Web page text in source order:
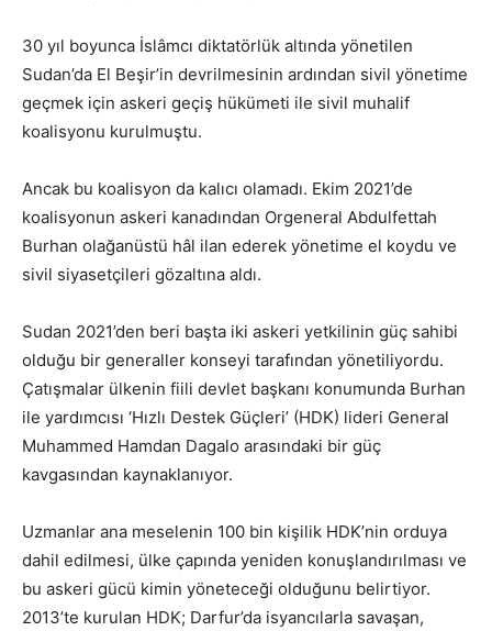
30 yıl boyunca İslâmcı diktatörlük altında yönetilen
Sudan’da El Beşir’in devrilmesinin ardından sivil yönetime
geçmek için askeri geçiş hükümeti ile sivil muhalif
koalisyonu kurulmuştu.
Ancak bu koalisyon da kalıcı olamadı. Ekim 2021’de
koalisyonun askeri kanadından Orgeneral Abdulfettah
Burhan olağanüstü hâl ilan ederek yönetime el koydu ve
sivil siyasetçileri gözaltına aldı.
Sudan 2021’den beri başta iki askeri yetkilinin güç sahibi
olduğu bir generaller konseyi tarafından yönetiliyordu.
Çatışmalar ülkenin fiili devlet başkanı konumunda Burhan
ile yardımcısı ‘Hızlı Destek Güçleri’ (HDK) lideri General
Muhammed Hamdan Dagalo arasındaki bir güç
kavgasından kaynaklanıyor.
Uzmanlar ana meselenin 100 bin kişilik HDK’nin orduya
dahil edilmesi, ülke çapında yeniden konuşlandırılması ve
bu askeri gücü kimin yöneteceği olduğunu belirtiyor.
2013’te kurulan HDK; Darfur’da isyancılarla savaşan,